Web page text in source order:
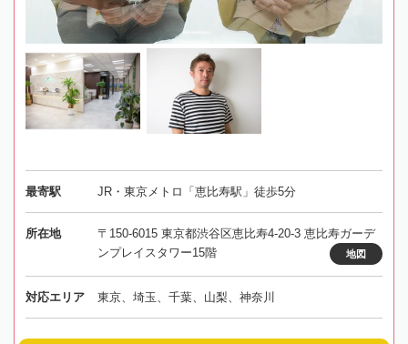
最寄駅 JR・東京メトロ「恵比寿駅」徒歩5分
所在地
〒150-6015 東京都渋谷区恵比寿4-20-3 恵比寿ガーデ
ンプレイスタワー15階
地図
対応エリア 東京、埼玉、千葉、山梨、神奈川